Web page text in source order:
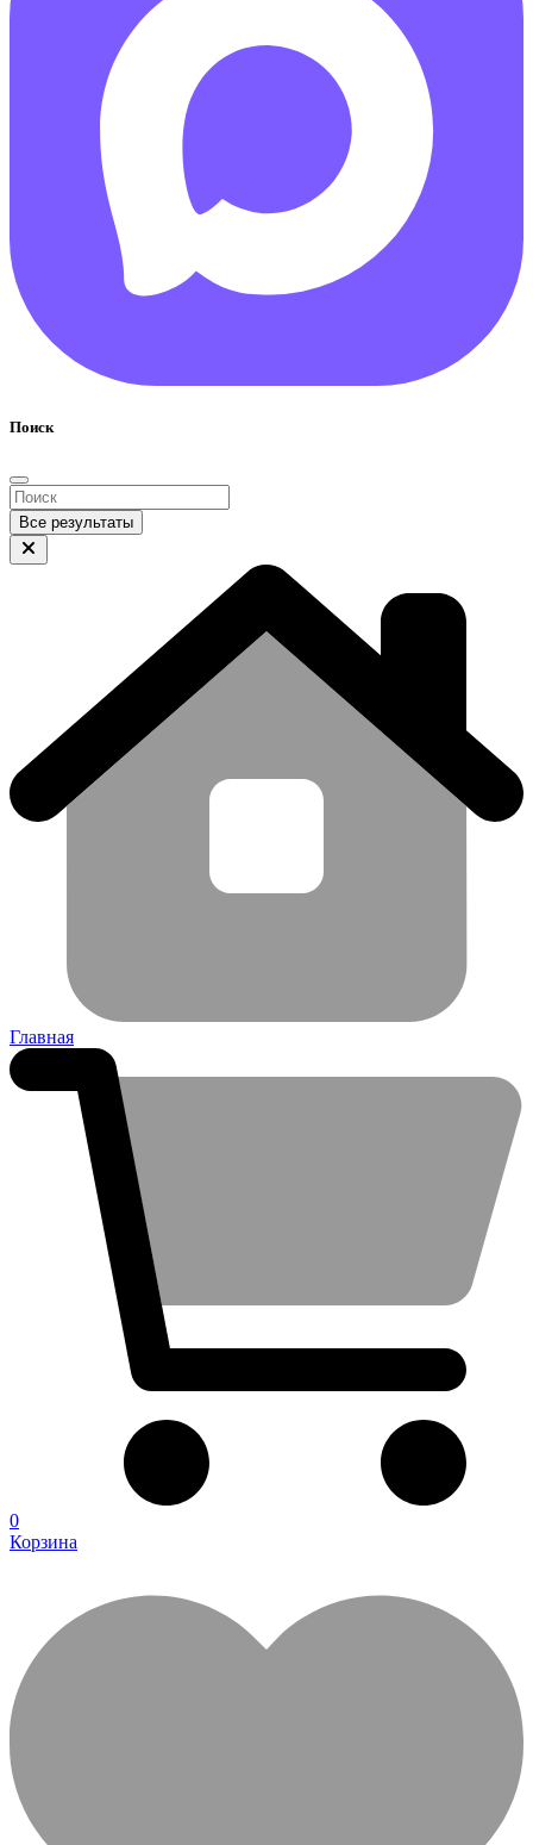
Поиск
Все результаты
Главная
0
Корзина